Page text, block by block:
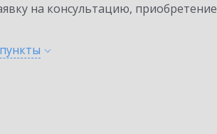
на консультацию, приобретение
пункты